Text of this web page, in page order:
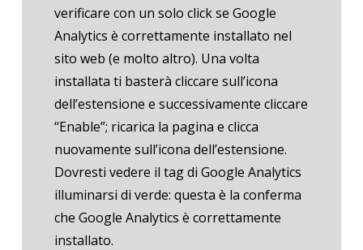
verificare con un solo click se Google
Analytics è correttamente installato nel
sito web (e molto altro). Una volta
installata ti basterà cliccare sull’icona
dell’estensione e successivamente cliccare
“Enable”; ricarica la pagina e clicca
nuovamente sull’icona dell’estensione.
Dovresti vedere il tag di Google Analytics
illuminarsi di verde: questa è la conferma
che Google Analytics è correttamente
installato.